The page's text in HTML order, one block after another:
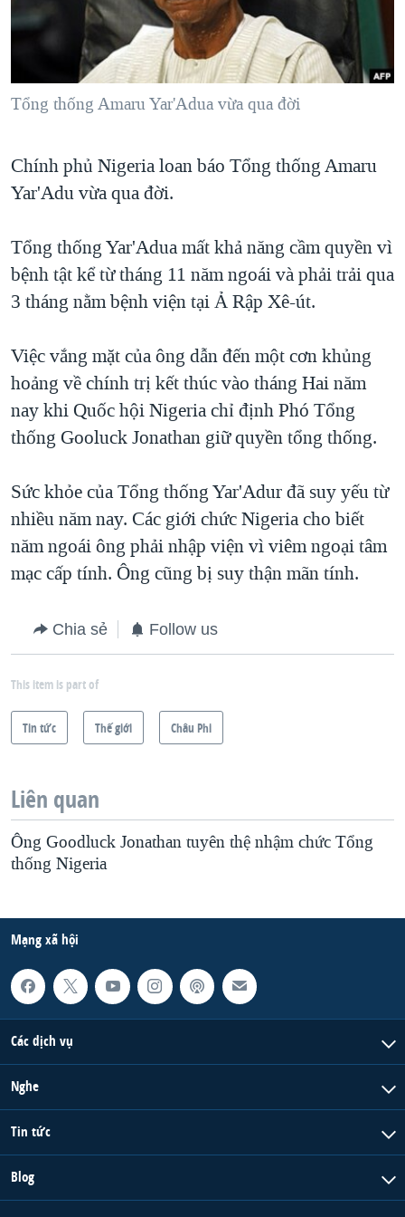
"Tìm"NGƯỜI VIỆT HẢI NGOẠI
ĐỜI SỐNG
KINH TẾ
KHOA HỌC
GIÁO DỤC
HÀNH TRÌNH BẦU CỬ 2024
MỘT NĂM CHIẾN TRANH TẠI DẢI GAZA
GIẢI MÃ VÀNH ĐAI & CON ĐƯỜNG
TRỊNH VĨNH BÌNH - NGƯỜI HẠ 'BÊN THẮNG CUỘC'
GROUND ZERO – XƯA VÀ NAY
CÁC GIÁ TRỊ CỘNG HÒA Ở VIỆT NAM
THƯỢNG ĐỈNH TRUMP-KIM TẠI VIỆT NAM
NGƯ DÂN VIỆT VÀ LÀN SÓNG TRỘM HẢI SÂM
BÊN KIA QUỐC LỘ: TIẾNG VỌNG TỪ NÔNG THÔN MỸ
QUAN HỆ VIỆT MỸ
VIDEO
NGHE
MẠNG XÃ HỘI
Ngôn ngữ khác
Tổng thống Amaru Yar'Adua vừa qua đời
Chính phủ Nigeria loan báo Tổng thống Amaru
Yar'Adu vừa qua đời.
Tổng thống Yar'Adua mất khả năng cầm quyền vì
bệnh tật kể từ tháng 11 năm ngoái và phải trải qua
3 tháng nằm bệnh viện tại Ả Rập Xê-út.
Việc vắng mặt của ông dẫn đến một cơn khủng
hoảng về chính trị kết thúc vào tháng Hai năm
nay khi Quốc hội Nigeria chỉ định Phó Tổng
thống Gooluck Jonathan giữ quyền tổng thống.
Sức khỏe của Tổng thống Yar'Adur đã suy yếu từ
nhiều năm nay. Các giới chức Nigeria cho biết
năm ngoái ông phải nhập viện vì viêm ngoại tâm
mạc cấp tính. Ông cũng bị suy thận mãn tính.
Chia sẻ Follow us
This item is part of
Tin tức Thế giới Châu Phi
Liên quan
Ông Goodluck Jonathan tuyên thệ nhậm chức Tổng
thống Nigeria
Mạng xã hội
Các dịch vụ
Nghe
Tin tức
Blog